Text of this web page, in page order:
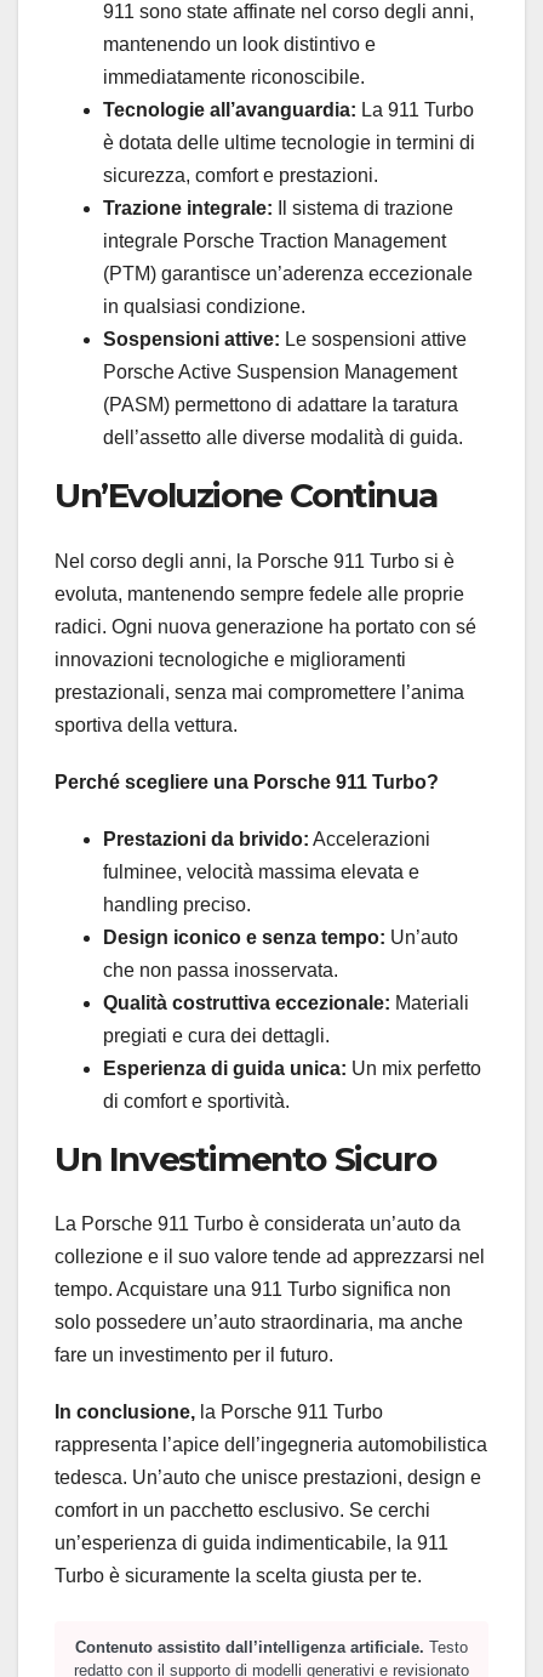
911 sono state affinate nel corso degli anni,
mantenendo un look distintivo e
immediatamente riconoscibile.
Tecnologie all’avanguardia: La 911 Turbo
è dotata delle ultime tecnologie in termini di
sicurezza, comfort e prestazioni.
Trazione integrale: Il sistema di trazione
integrale Porsche Traction Management
(PTM) garantisce un’aderenza eccezionale
in qualsiasi condizione.
Sospensioni attive: Le sospensioni attive
Porsche Active Suspension Management
(PASM) permettono di adattare la taratura
dell’assetto alle diverse modalità di guida.
Un’Evoluzione Continua
Nel corso degli anni, la Porsche 911 Turbo si è
evoluta, mantenendo sempre fedele alle proprie
radici. Ogni nuova generazione ha portato con sé
innovazioni tecnologiche e miglioramenti
prestazionali, senza mai compromettere l’anima
sportiva della vettura.
Perché scegliere una Porsche 911 Turbo?
Prestazioni da brivido: Accelerazioni
fulminee, velocità massima elevata e
handling preciso.
Design iconico e senza tempo: Un’auto
che non passa inosservata.
Qualità costruttiva eccezionale: Materiali
pregiati e cura dei dettagli.
Esperienza di guida unica: Un mix perfetto
di comfort e sportività.
Un Investimento Sicuro
La Porsche 911 Turbo è considerata un’auto da
collezione e il suo valore tende ad apprezzarsi nel
tempo. Acquistare una 911 Turbo significa non
solo possedere un’auto straordinaria, ma anche
fare un investimento per il futuro.
In conclusione, la Porsche 911 Turbo
rappresenta l’apice dell’ingegneria automobilistica
tedesca. Un’auto che unisce prestazioni, design e
comfort in un pacchetto esclusivo. Se cerchi
un’esperienza di guida indimenticabile, la 911
Turbo è sicuramente la scelta giusta per te.
Contenuto assistito dall’intelligenza artificiale. Testo
redatto con il supporto di modelli generativi e revisionato